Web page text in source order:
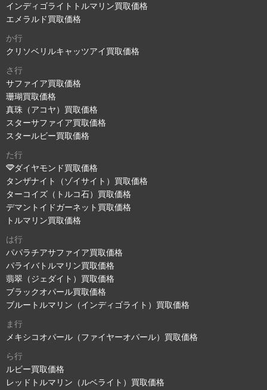
インディゴライトトルマリン買取価格
エメラルド買取価格
か行
クリソベリルキャッツアイ買取価格
さ行
サファイア買取価格
珊瑚買取価格
真珠（アコヤ）買取価格
スターサファイア買取価格
スタールビー買取価格
た行
ダイヤモンド買取価格
タンザナイト（ゾイサイト）買取価格
ターコイズ（トルコ石）買取価格
デマントイドガーネット買取価格
トルマリン買取価格
は行
パパラチアサファイア買取価格
パライバトルマリン買取価格
翡翠（ジェダイト）買取価格
ブラックオパール買取価格
ブルートルマリン（インディゴライト）買取価格
ま行
メキシコオパール（ファイヤーオパール）買取価格
ら行
ルビー買取価格
レッドトルマリン（ルベライト）買取価格